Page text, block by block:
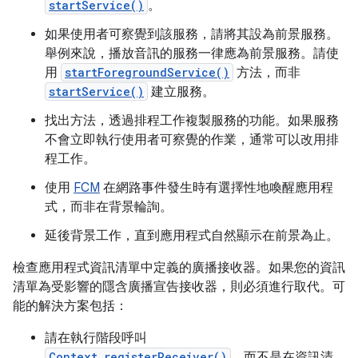
startService() 。
如果使用者可察覺到該服務，請將其設為前景服務。
舉例來說，播放音訊的服務一律應為前景服務。請使
用 startForegroundService() 方法，而非
startService() 建立服務。
找出方法，透過排程工作複製服務的功能。如果服務
不會立即執行使用者可察覺的作業，通常可以改用排
程工作。
使用 FCM 在網路事件發生時有選擇性地喚醒應用程
式，而非在背景輪詢。
延後背景工作，直到應用程式自然顯示在前景為止。
檢查應用程式資訊清單中定義的廣播接收器。如果您的資訊
清單為受影響的隱含廣播宣告接收器，則必須進行取代。可
能的解決方案包括：
請在執行階段呼叫